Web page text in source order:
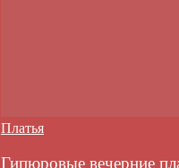
Платья
Гипюровые вечерние